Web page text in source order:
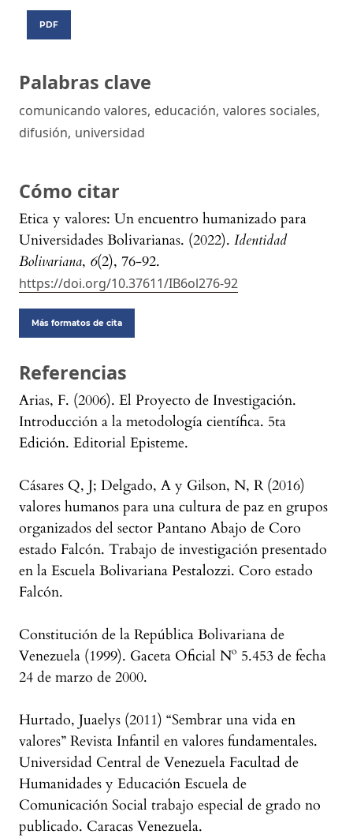
Palabras clave
comunicando valores, educación, valores sociales,
difusión, universidad
Cómo citar
Etica y valores: Un encuentro humanizado para
Universidades Bolivarianas. (2022). Identidad
Bolivariana, 6(2), 76-92.
https://doi.org/10.37611/IB6ol276-92
Más formatos de cita
PDF
Referencias
Arias, F. (2006). El Proyecto de Investigación.
Introducción a la metodología científica. 5ta
Edición. Editorial Episteme.
Cásares Q, J; Delgado, A y Gilson, N, R (2016)
valores humanos para una cultura de paz en grupos
organizados del sector Pantano Abajo de Coro
estado Falcón. Trabajo de investigación presentado
en la Escuela Bolivariana Pestalozzi. Coro estado
Falcón.
Constitución de la República Bolivariana de
Venezuela (1999). Gaceta Oficial Nº 5.453 de fecha
24 de marzo de 2000.
Hurtado, Juaelys (2011) “Sembrar una vida en
valores” Revista Infantil en valores fundamentales.
Universidad Central de Venezuela Facultad de
Humanidades y Educación Escuela de
Comunicación Social trabajo especial de grado no
publicado. Caracas Venezuela.